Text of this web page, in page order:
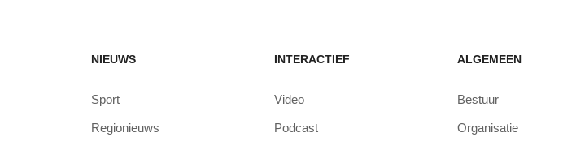
NIEUWS
Sport
Regionieuws
INTERACTIEF
Video
Podcast
ALGEMEEN
Bestuur
Organisatie